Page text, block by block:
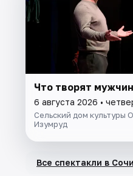
Что творят
6 августа 2026 •
Сельский дом культуры
Изумруд
Все спектакли в Сочи